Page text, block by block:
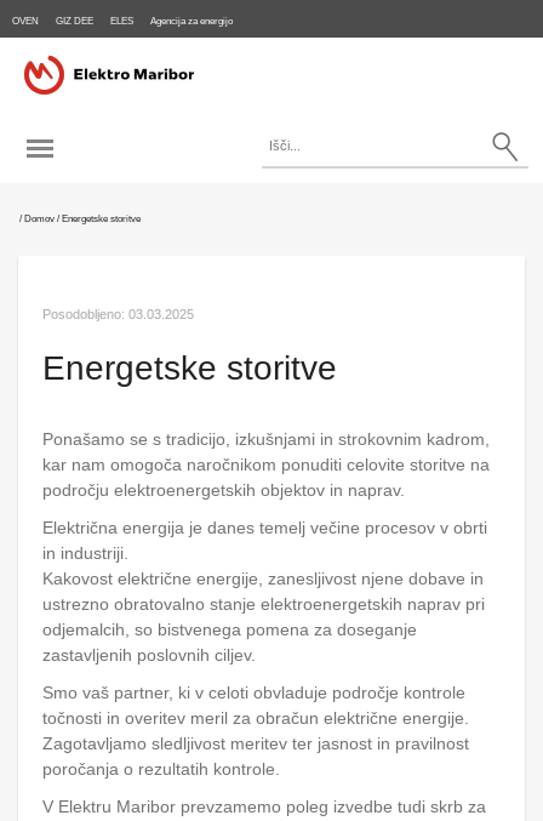
OVEN GIZ DEE ELES Agencija za energijo
/ Domov / Energetske storitve
Posodobljeno: 03.03.2025
Energetske storitve
Ponašamo se s tradicijo, izkušnjami in strokovnim kadrom,
kar nam omogoča naročnikom ponuditi celovite storitve na
področju elektroenergetskih objektov in naprav.
Električna energija je danes temelj večine procesov v obrti
in industriji.
Kakovost električne energije, zanesljivost njene dobave in
ustrezno obratovalno stanje elektroenergetskih naprav pri
odjemalcih, so bistvenega pomena za doseganje
zastavljenih poslovnih ciljev.
Smo vaš partner, ki v celoti obvladuje področje kontrole
točnosti in overitev meril za obračun električne energije.
Zagotavljamo sledljivost meritev ter jasnost in pravilnost
poročanja o rezultatih kontrole.
V Elektru Maribor prevzamemo poleg izvedbe tudi skrb za